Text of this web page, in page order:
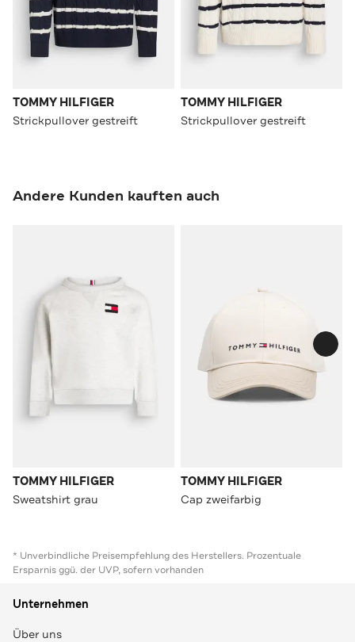
TOMMY HILFIGER
Strickpullover gestreift
TOMMY HILFIGER
Strickpullover gestreift
Andere Kunden kauften auch
TOMMY HILFIGER
Sweatshirt grau
TOMMY HILFIGER
Cap zweifarbig
* Unverbindliche Preisempfehlung des Herstellers. Prozentuale
Ersparnis ggü. der UVP, sofern vorhanden
Unternehmen
Über uns